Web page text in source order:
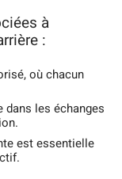
à
:
où chacun
dans les échanges
est essentielle